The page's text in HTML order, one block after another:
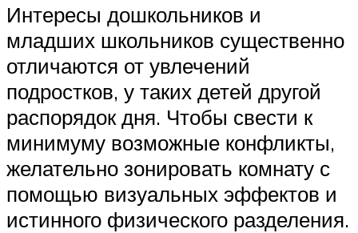
Интересы дошкольников и
младших школьников существенно
отличаются от увлечений
подростков, у таких детей другой
распорядок дня. Чтобы свести к
минимуму возможные конфликты,
желательно зонировать комнату с
помощью визуальных эффектов и
истинного физического разделения.